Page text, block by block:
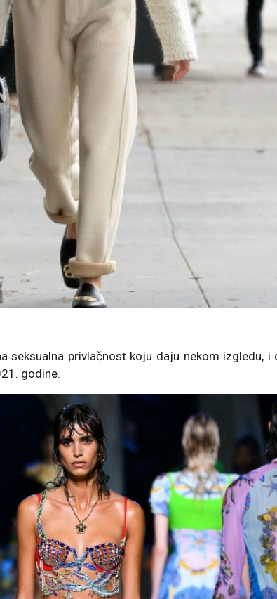
seksualna privlačnost koju daju nekom izgledu, i
godine.